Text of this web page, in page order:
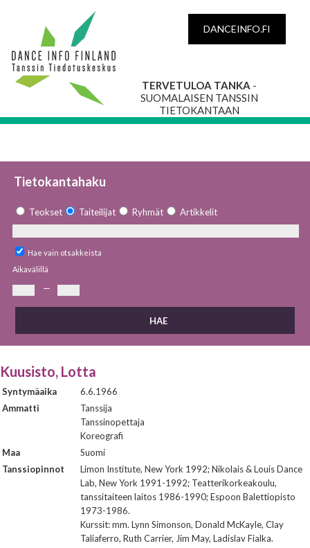
DANCEINFO.FI
TERVETULOA TANKA -
SUOMALAISEN TANSSIN
TIETOKANTAAN
Tietokantahaku
Teokset Taiteilijat Ryhmät Artikkelit
Hae vain otsakkeista
Aikavälillä
—
Kuusisto, Lotta
Syntymäaika
6.6.1966
Ammatti
Tanssija
Tanssinopettaja
Koreografi
Maa
Suomi
Tanssiopinnot
Limon Institute, New York 1992; Nikolais & Louis Dance
Lab, New York 1991-1992; Teatterikorkeakoulu,
tanssitaiteen laitos 1986-1990; Espoon Balettiopisto
1973-1986.
Kurssit: mm. Lynn Simonson, Donald McKayle, Clay
Taliaferro, Ruth Carrier, Jim May, Ladislav Fialka.